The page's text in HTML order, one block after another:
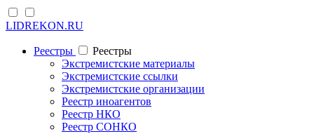
LIDREKON.RU
Реестры
Реестры
Экстремистские материалы
Экстремистские ссылки
Экстремистские организации
Реестр иноагентов
Реестр НКО
Реестр СОНКО